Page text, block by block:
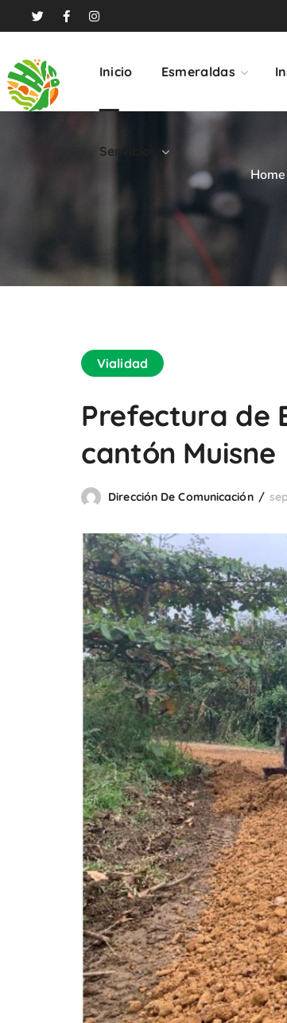
Inicio Esmeraldas
Servicios
Home
Vialidad
Prefectura de
cantón Muisne
Dirección De Comunicación